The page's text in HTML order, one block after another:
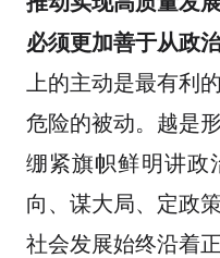
必须更加善于从政
上的主动是最有利
危险的被动。越是
绷紧旗帜鲜明讲政
向、谋大局、定政
社会发展始终沿着